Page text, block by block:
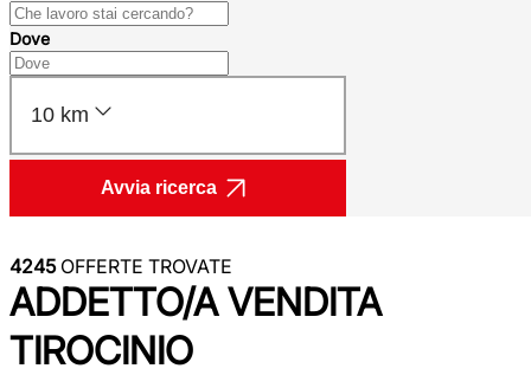
Dove
10 km
Avvia ricerca
4245OFFERTE TROVATE
ADDETTO/A VENDITA
TIROCINIO